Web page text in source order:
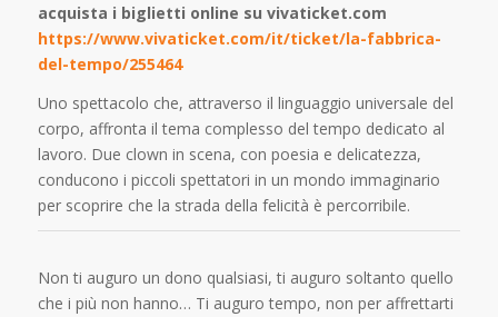
acquista i biglietti online su vivaticket.com
https://www.vivaticket.com/it/ticket/la-fabbrica-
del-tempo/255464
Uno spettacolo che, attraverso il linguaggio universale del
corpo, affronta il tema complesso del tempo dedicato al
lavoro. Due clown in scena, con poesia e delicatezza,
conducono i piccoli spettatori in un mondo immaginario
per scoprire che la strada della felicità è percorribile.
Non ti auguro un dono qualsiasi, ti auguro soltanto quello
che i più non hanno… Ti auguro tempo, non per affrettarti